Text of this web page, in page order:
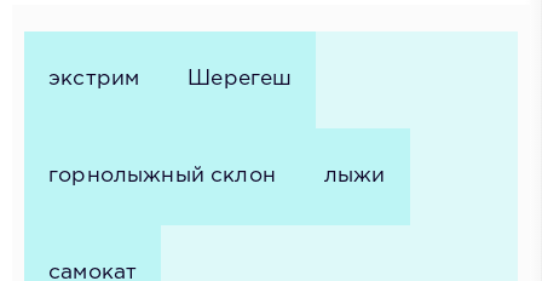
экстрим Шерегеш
горнолыжный склон лыжи
самокат